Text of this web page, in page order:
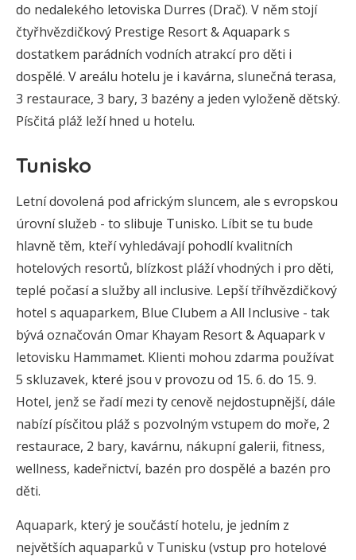
do nedalekého letoviska Durres (Drač). V něm stojí
čtyřhvězdičkový Prestige Resort & Aquapark s
dostatkem parádních vodních atrakcí pro děti i
dospělé. V areálu hotelu je i kavárna, slunečná terasa,
3 restaurace, 3 bary, 3 bazény a jeden vyloženě dětský.
Písčitá pláž leží hned u hotelu.
Tunisko
Letní dovolená pod africkým sluncem, ale s evropskou
úrovní služeb - to slibuje Tunisko. Líbit se tu bude
hlavně těm, kteří vyhledávají pohodlí kvalitních
hotelových resortů, blízkost pláží vhodných i pro děti,
teplé počasí a služby all inclusive. Lepší tříhvězdičkový
hotel s aquaparkem, Blue Clubem a All Inclusive - tak
bývá označován Omar Khayam Resort & Aquapark v
letovisku Hammamet. Klienti mohou zdarma používat
5 skluzavek, které jsou v provozu od 15. 6. do 15. 9.
Hotel, jenž se řadí mezi ty cenově nejdostupnější, dále
nabízí písčitou pláž s pozvolným vstupem do moře, 2
restaurace, 2 bary, kavárnu, nákupní galerii, fitness,
wellness, kadeřnictví, bazén pro dospělé a bazén pro
děti.
Aquapark, který je součástí hotelu, je jedním z
největších aquaparků v Tunisku (vstup pro hotelové